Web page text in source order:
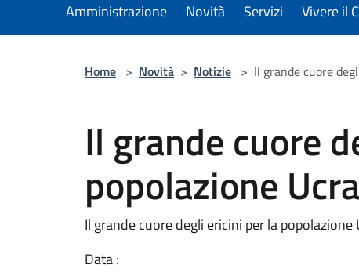
Amministrazione Novità Servizi Vivere il
Home > Novità > Notizie > Il grande cuore
Il grande cuore
popolazione
Il grande cuore degli ericini per la popolazione
Data :